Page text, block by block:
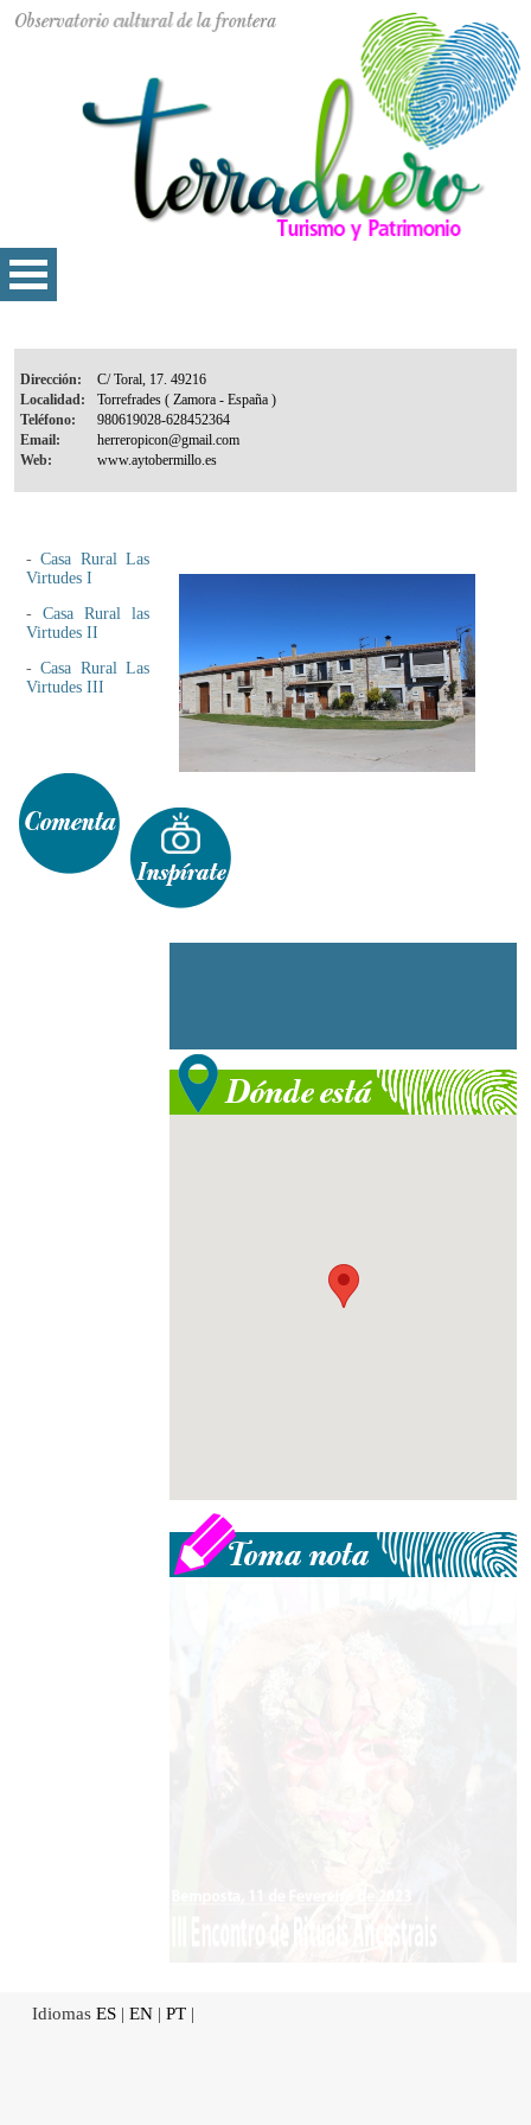
Dirección:
Localidad:
Teléfono:
Email:
Web:
-Casa Rural Las
Virtudes I
- Casa Rural las
Virtudes II
-Casa Rural Las
Virtudes III
Idiomas ES | EN | PT |